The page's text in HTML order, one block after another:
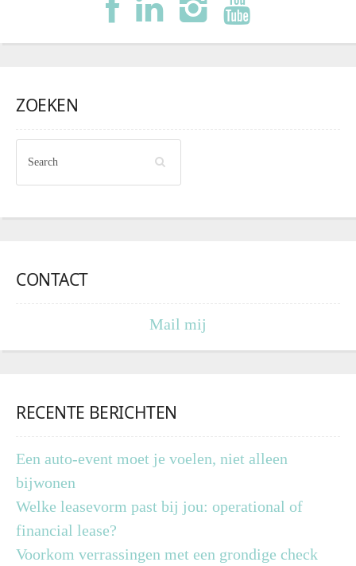
ZOEKEN
CONTACT
Mail mij
RECENTE BERICHTEN
Een auto-event moet je voelen, niet alleen
bijwonen
Welke leasevorm past bij jou: operational of
financial lease?
Voorkom verrassingen met een grondige check